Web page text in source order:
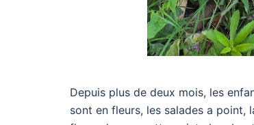
Depuis plus de deux mois, les
sont en fleurs, les salades a point,